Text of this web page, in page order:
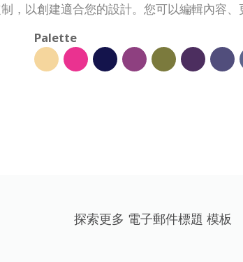
，以創建適合您的設計。您可以編輯內容、
Palette
探索更多 電子郵件標題 模板